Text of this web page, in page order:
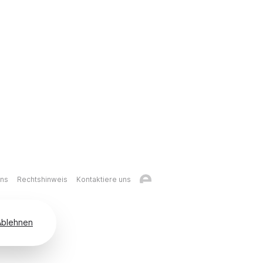
Rechtshinweis Kontaktiere uns